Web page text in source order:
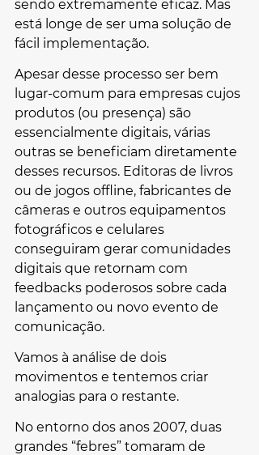
sendo extremamente eficaz. Mas
está longe de ser uma solução de
fácil implementação.
Apesar desse processo ser bem
lugar-comum para empresas cujos
produtos (ou presença) são
essencialmente digitais, várias
outras se beneficiam diretamente
desses recursos. Editoras de livros
ou de jogos offline, fabricantes de
câmeras e outros equipamentos
fotográficos e celulares
conseguiram gerar comunidades
digitais que retornam com
feedbacks poderosos sobre cada
lançamento ou novo evento de
comunicação.
Vamos à análise de dois
movimentos e tentemos criar
analogias para o restante.
No entorno dos anos 2007, duas
grandes “febres” tomaram de